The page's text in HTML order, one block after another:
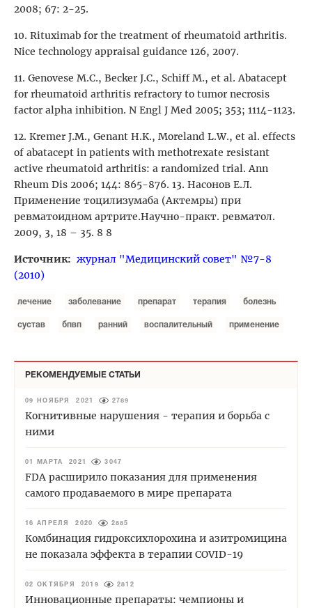
2008; 67: 2-25.
10. Rituximab for the treatment of rheumatoid arthritis.
Nice technology appraisal guidance 126, 2007.
11. Genovese M.C., Becker J.C., Schiff M., et al. Abatacept
for rheumatoid arthritis refractory to tumor necrosis
factor alpha inhibition. N Engl J Med 2005; 353; 1114-1123.
12. Кremer J.M., Genant H.K., Moreland L.W., et al. effects
of abatacept in patients with methotrexate resistant
active rheumatoid arthritis: a randomized trial. Ann
Rheum Dis 2006; 144: 865-876. 13. Насонов Е.Л.
Применение тоцилизумаба (Актемры) при
ревматоидном артрите.Научно-практ. ревматол.
2009, 3, 18 – 35. 8 8
Источник: журнал "Медицинский совет" №7-8
(2010)
лечение заболевание препарат терапия болезнь
сустав бпвп ранний воспалительный применение
РЕКОМЕНДУЕМЫЕ СТАТЬИ
09 НОЯБРЯ 2021 2789
Когнитивные нарушения - терапия и борьба с
ними
01 МАРТА 2021 3047
FDA расширило показания для применения
самого продаваемого в мире препарата
16 АПРЕЛЯ 2020 2885
Комбинация гидроксихлорохина и азитромицина
не показала эффекта в терапии COVID-19
02 ОКТЯБРЯ 2019 2812
Инновационные препараты: чемпионы и